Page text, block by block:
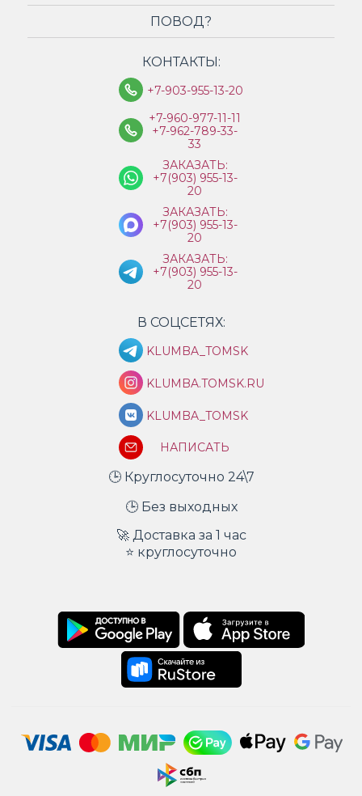
ПОВОД?
КОНТАКТЫ:
+7-903-955-13-20
+7-960-977-11-11
+7-962-789-33-
33
ЗАКАЗАТЬ:
+7(903) 955-13-
20
ЗАКАЗАТЬ:
+7(903) 955-13-
20
ЗАКАЗАТЬ:
+7(903) 955-13-
20
В СОЦСЕТЯХ:
KLUMBA_TOMSK
KLUMBA.TOMSK.RU
KLUMBA_TOMSK
НАПИСАТЬ
🕒 Круглосуточно 24\7
🕒 Без выходных
🚀 Доставка за 1 час
⭐ круглосуточно